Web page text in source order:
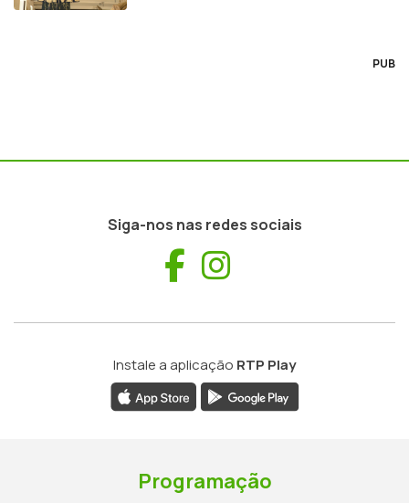
PUB
Siga-nos nas redes sociais
Facebook
Instale a aplicação RTP Play
Programação